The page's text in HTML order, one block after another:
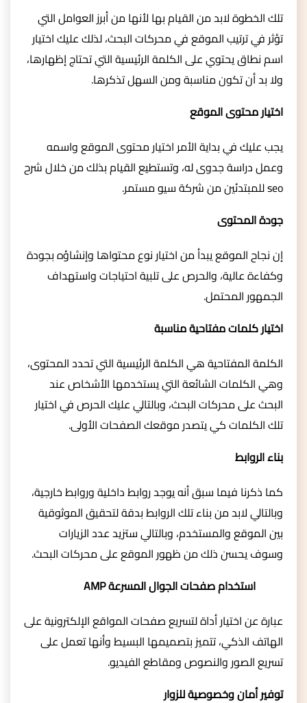
تلك الخطوة لابد من القيام بها لأنها من أبرز العوامل التي
تؤثر في ترتيب الموقع في محركات البحث، لذلك عليك اختيار
اسم نطاق يحتوي على الكلمة الرئيسية التي تحتاج إظهارها،
ولا بد أن تكون مناسبة ومن السهل تذكرها.
اختيار محتوى الموقع
يجب عليك في بداية الأمر اختيار محتوى الموقع واسمه
وعمل دراسة جدوى له، وتستطيع القيام بذلك من خلال شرح
seo للمبتدئين من شركة سيو مستمر.
جودة المحتوى
إن نجاح الموقع يبدأ من اختيار نوع محتواها وإنشاؤه بجودة
وكفاءة عالية، والحرص على تلبية احتياجات واستهداف
الجمهور المحتمل.
اختيار كلمات مفتاحية مناسبة
الكلمة المفتاحية هي الكلمة الرئيسية التي تحدد المحتوى،
وهي الكلمات الشائعة التي يستخدمها الأشخاص عند
البحث على محركات البحث، وبالتالي عليك الحرص في اختيار
تلك الكلمات كي يتصدر موقعك الصفحات الأولى.
بناء الروابط
كما ذكرنا فيما سبق أنه يوجد روابط داخلية وروابط خارجية،
وبالتالي لابد من بناء تلك الروابط بدقة لتحقيق الموثوقية
بين الموقع والمستخدم، وبالتالي ستزيد عدد الزيارات
وسوف يحسن ذلك من ظهور الموقع على محركات البحث.
استخدام صفحات الجوال المسرعة AMP
عبارة عن اختيار أداة لتسريع صفحات المواقع الإلكترونية على
الهاتف الذكي، تتميز بتصميمها البسيط وأنها تعمل على
تسريع الصور والنصوص ومقاطع الفيديو.
توفير أمان وخصوصية للزوار